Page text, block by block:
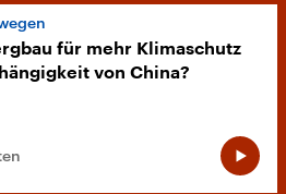
für mehr Klimaschutz
von China?